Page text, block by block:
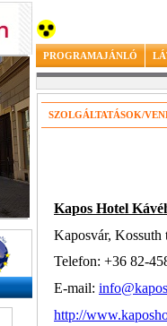
PROGRAMAJÁNLÓ
SZOLGÁLTATÁSOK/
Kapos Hotel
Kaposvár, Kossuth
Telefon: +36 82-
E-mail:
http://